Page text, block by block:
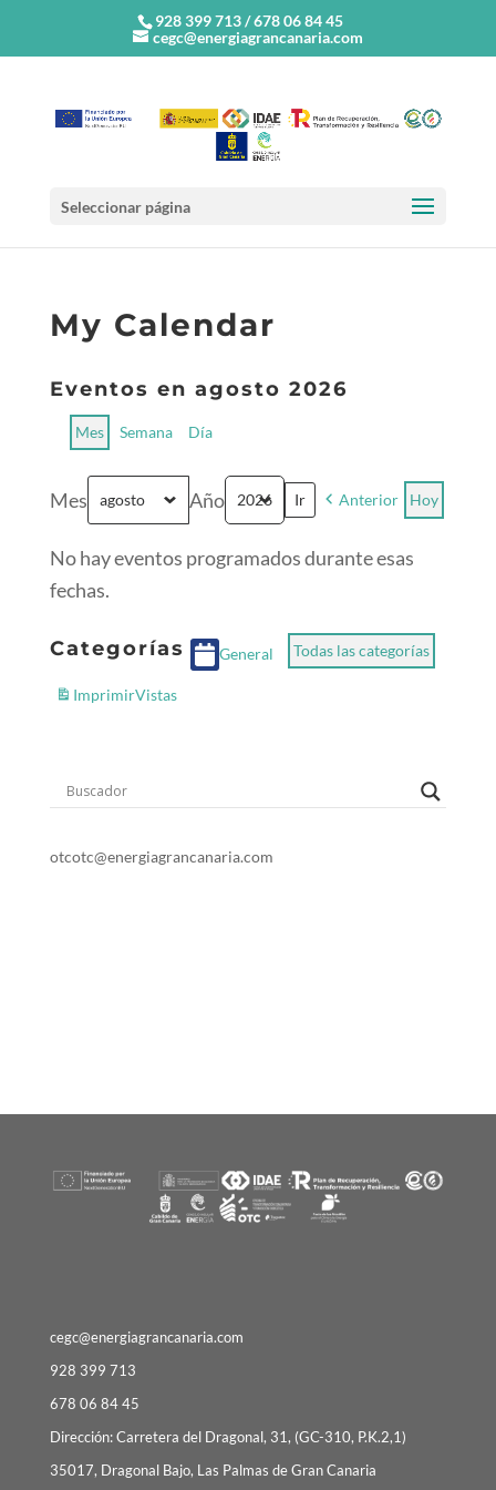
928 399 713 / 678 06 84 45
cegc@energiagrancanaria.com
Seleccionar página
My Calendar
Eventos en agosto 2026
Mes Semana Día
Mes Año Anterior Hoy
No hay eventos programados durante esas
fechas.
Categorías General Todas las categorías
ImprimirVistas
otcotc@energiagrancanaria.com
cegc@energiagrancanaria.com
928 399 713
678 06 84 45
Dirección: Carretera del Dragonal, 31, (GC-310, P.K.2,1)
35017, Dragonal Bajo, Las Palmas de Gran Canaria